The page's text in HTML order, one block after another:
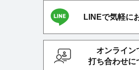
LINEで気軽に
オンライン
打ち合わせに